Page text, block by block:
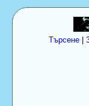
Търсене|